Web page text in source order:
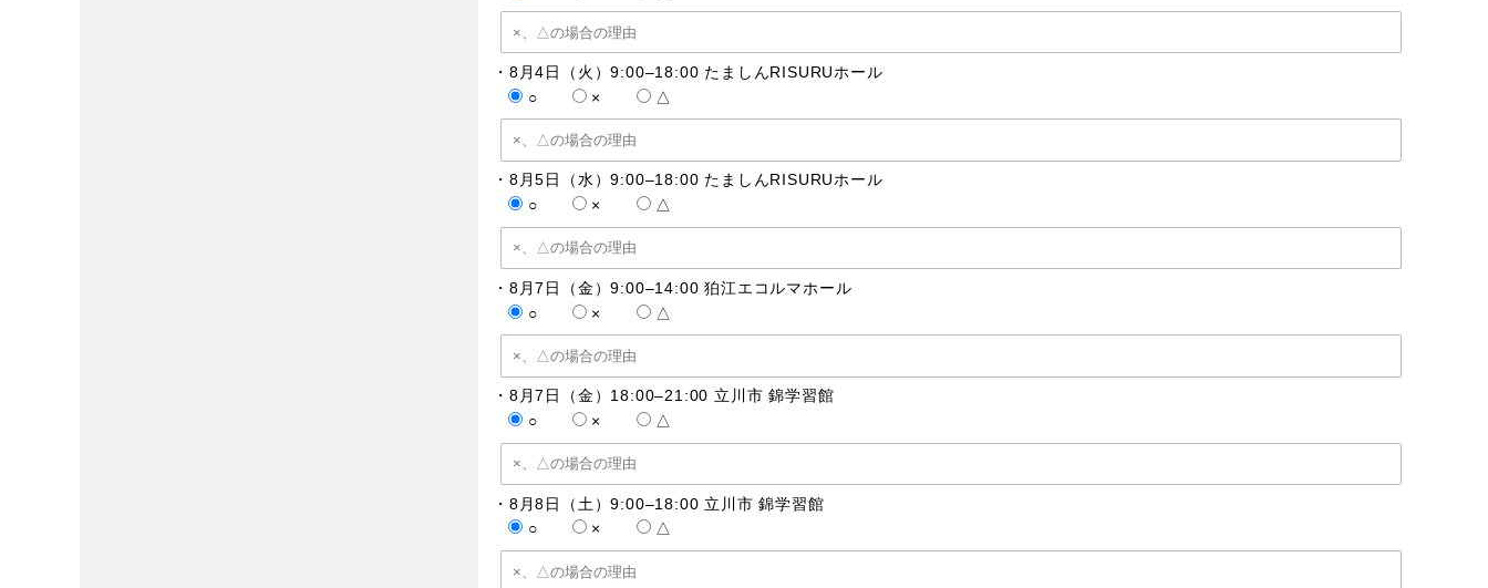
・8月4日（火）9:00–18:00 たましんRISURUホール
○
× △
・8月5日（水）9:00–18:00 たましんRISURUホール
○
× △
・8月7日（金）9:00–14:00 狛江エコルマホール
○
× △
・8月7日（金）18:00–21:00 立川市 錦学習館
○
× △
・8月8日（土）9:00–18:00 立川市 錦学習館
○
× △